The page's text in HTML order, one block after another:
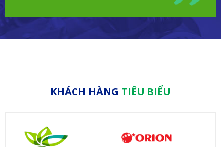
KHÁCH HÀNG TIÊU BIỂU